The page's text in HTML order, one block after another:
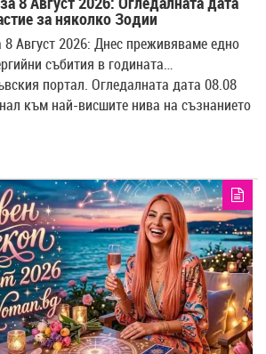
за няколко Зодии
Август 2026: Днес преживяваме едно
събития в годината…
портал. Огледалната дата 08.08
към най-висшите нива на съзнанието